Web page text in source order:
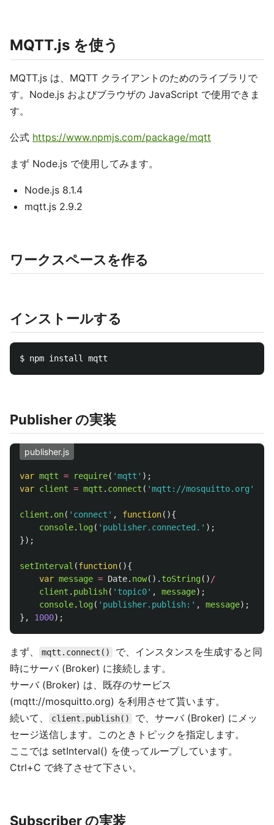
MQTT.js を使う
MQTT.js は、MQTT クライアントのためのライブラリで
す。Node.js およびブラウザの JavaScript で使用できま
す。
公式 https://www.npmjs.com/package/mqtt
まず Node.js で使用してみます。
Node.js 8.1.4
mqtt.js 2.9.2
ワークスペースを作る
インストールする
Publisher の実装
publisher.js
var mqtt = require( 'mqtt ' );
var client = mqtt . connect ( 'mqtt://mosquitto.org '
client . on( ' connect ' , function(){
console. log( ' publisher.connected. ' );
});
setInterval (function(){
var message = Date. now(). toString() /
client . publish( ' topic0' , message);
console. log( ' publisher.publish: ' , message);
},
1000);
まず、 mqtt.connect()
で、インスタンスを生成すると同
時にサーバ (Broker) に接続します。
サーバ (Broker) は、既存のサービス
(mqtt://mosquitto.org) を利用させて貰います。
続いて、
client.publish()
で、サーバ (Broker) にメッ
セージ送信します。このときトピックを指定します。
ここでは setInterval() を使ってループしています。
Ctrl+C で終了させて下さい。
Subscriber の実装